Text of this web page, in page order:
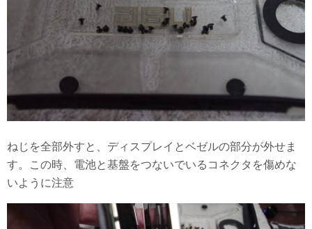
ねじを全部外すと、ディスプレイとベゼルの部分が外せま
す。この時、電池と基盤をつないでいるコネクタを傷めな
いように注意